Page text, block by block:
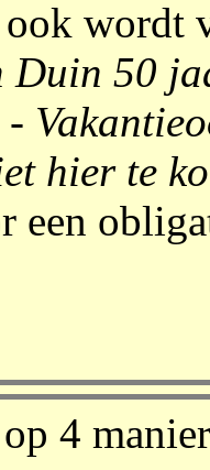
ook wordt
Duin 50
hier te
een
4